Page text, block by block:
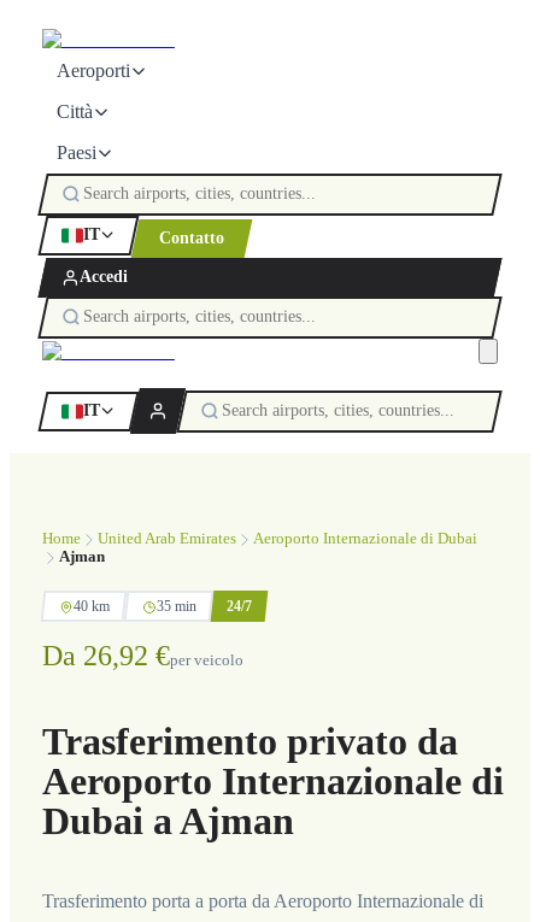
Aeroporti
Città
Paesi
IT Contatto
Accedi
IT
Home United Arab Emirates
Aeroporto Internazionale di Dubai
Ajman
40 km 35 min 24/7
Da 26,92 €per veicolo
Trasferimento privato da
Aeroporto Internazionale di
Dubai a Ajman
Trasferimento porta a porta da Aeroporto Internazionale di